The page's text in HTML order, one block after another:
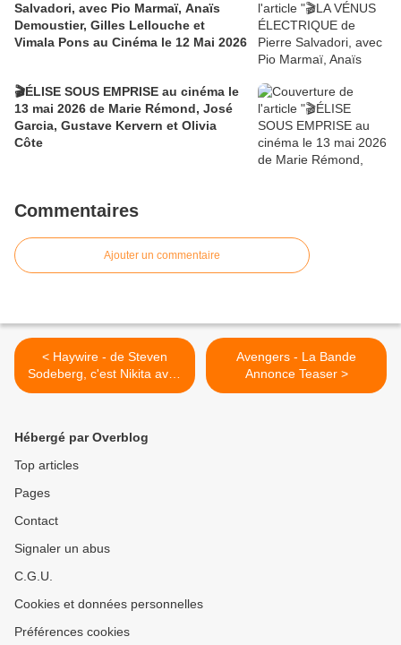
Salvadori, avec Pio Marmaï, Anaïs
Demoustier, Gilles Lellouche et
Vimala Pons au Cinéma le 12 Mai 2026
🎬ÉLISE SOUS EMPRISE au cinéma le
13 mai 2026 de Marie Rémond, José
Garcia, Gustave Kervern et Olivia
Côte
Commentaires
Ajouter un commentaire
< Haywire - de Steven
Sodeberg, c'est Nikita avec
les gènes de Jason Bourne
Avengers - La Bande
Annonce Teaser >
Hébergé par Overblog
Top articles
Pages
Contact
Signaler un abus
C.G.U.
Cookies et données personnelles
Préférences cookies